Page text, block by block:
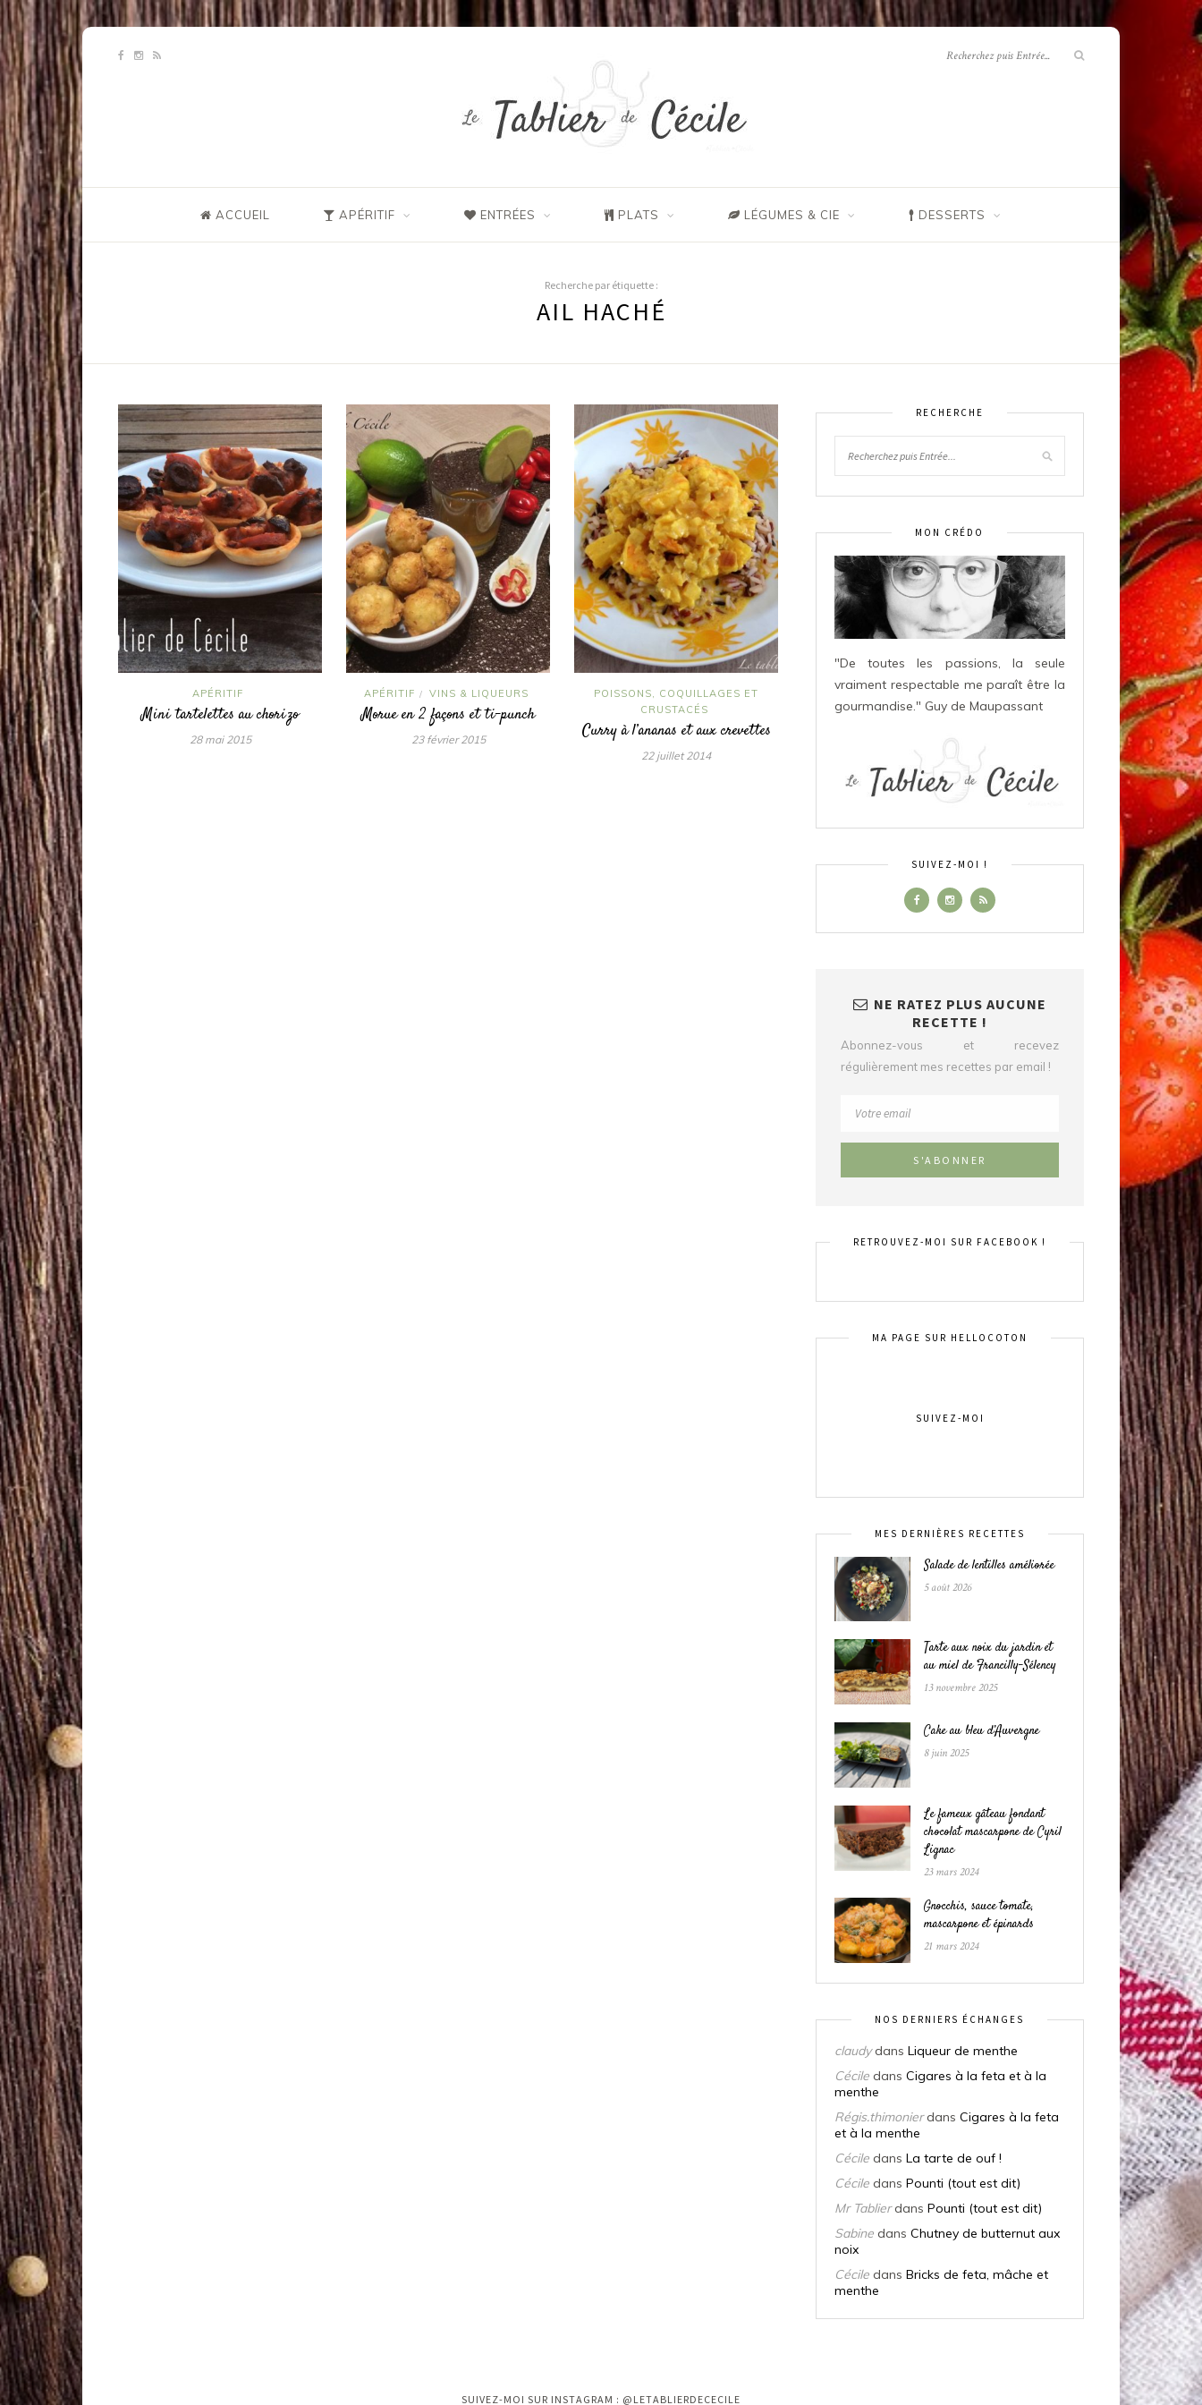
ACCUEIL APÉRITIF ENTRÉES PLATS LÉGUMES & CIE DESSERTS
Recherche par étiquette :
AIL HACHÉ
APÉRITIF
Mini tartelettes au chorizo
28 mai 2015
APÉRITIF / VINS & LIQUEURS
Morue en 2 façons et ti-punch
23 février 2015
POISSONS, COQUILLAGES ET
CRUSTACÉS
Curry à l’ananas et aux crevettes
22 juillet 2014
RECHERCHE
MON CRÉDO
"De toutes les passions, la seule
vraiment respectable me paraît être la
gourmandise." Guy de Maupassant
SUIVEZ-MOI !
NE RATEZ PLUS AUCUNE
RECETTE !
Abonnez-vous et recevez
régulièrement mes recettes par email !
RETROUVEZ-MOI SUR FACEBOOK !
MA PAGE SUR HELLOCOTON
SUIVEZ-MOI
MES DERNIÈRES RECETTES
Salade de lentilles améliorée
5 août 2026
Tarte aux noix du jardin et
au miel de Francilly-Sélency
13 novembre 2025
Cake au bleu d’Auvergne
8 juin 2025
Le fameux gâteau fondant
chocolat mascarpone de Cyril
Lignac
23 mars 2024
Gnocchis, sauce tomate,
mascarpone et épinards
21 mars 2024
NOS DERNIERS ÉCHANGES
claudydans Liqueur de menthe
Cécile dans Cigares à la feta et à la
menthe
Régis.thimonierdans Cigares à la feta
et à la menthe
Cécile dans La tarte de ouf !
Cécile dans Pounti (tout est dit)
Mr Tablierdans Pounti (tout est dit)
Sabine dans Chutney de butternut aux
noix
Cécile dans Bricks de feta, mâche et
menthe
SUIVEZ-MOI SUR INSTAGRAM : @LETABLIERDECECILE
Instagram n'a pas retourné le status 200.